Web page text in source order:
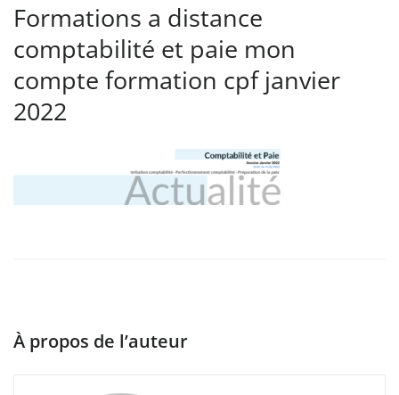
Formations a distance
comptabilité et paie mon
compte formation cpf janvier
2022
À propos de l’auteur